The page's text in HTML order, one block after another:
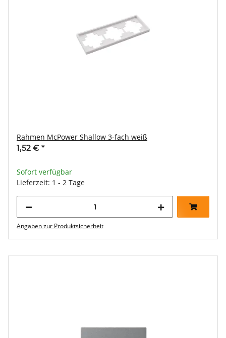
Rahmen McPower Shallow 3-fach weiß
1,52 € *
Sofort verfügbar
Lieferzeit: 1 - 2 Tage
Angaben zur Produktsicherheit